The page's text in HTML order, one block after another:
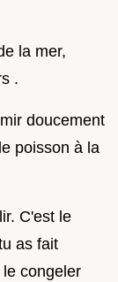
la mer,
.
doucement
poisson à la
C'est le
as fait
congeler